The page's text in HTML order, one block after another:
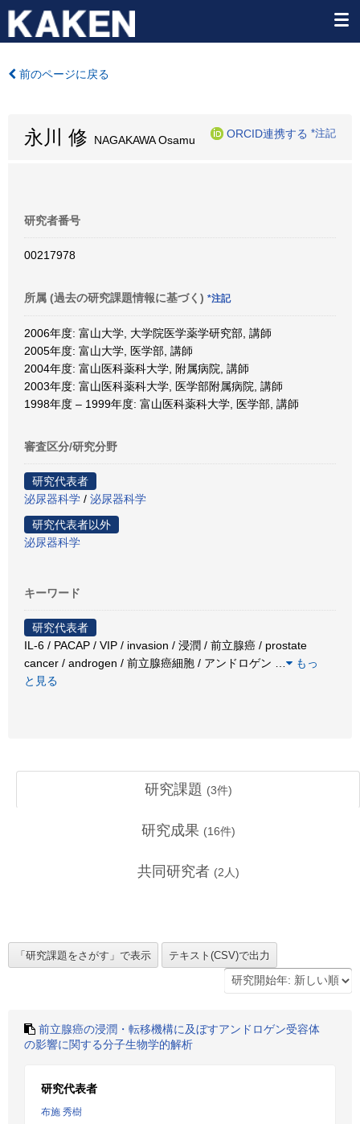
前のページに戻る
永川 修 NAGAKAWA Osamu
ORCID連携する *注記
研究者番号
00217978
所属 (過去の研究課題情報に基づく) *注記
2006年度: 富山大学, 大学院医学薬学研究部, 講師
2005年度: 富山大学, 医学部, 講師
2004年度: 富山医科薬科大学, 附属病院, 講師
2003年度: 富山医科薬科大学, 医学部附属病院, 講師
1998年度 – 1999年度: 富山医科薬科大学, 医学部, 講師
審査区分/研究分野
研究代表者
泌尿器科学 / 泌尿器科学
研究代表者以外
泌尿器科学
キーワード
研究代表者
IL-6 / PACAP / VIP / invasion / 浸潤 / 前立腺癌 / prostate
cancer / androgen / 前立腺癌細胞 / アンドロゲン
もっ
と見る
研究課題 (3件)
研究成果 (16件)
共同研究者 (2 人)
前立腺癌の浸潤・転移機構に及ぼすアンドロゲン受容体
の影響に関する分子生物学的解析
研究代表者
布施 秀樹